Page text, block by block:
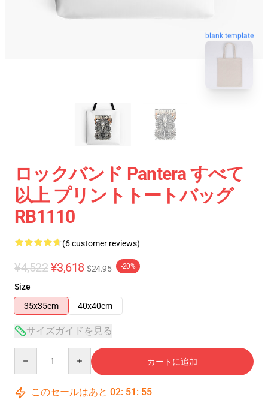
blank template
ロックバンド Pantera すべて
以上 プリントトートバッグ
RB1110
(6 customer reviews)
¥4,522 ¥3,618 $24.95 -20%
Size
35x35cm
40x40cm
サイズガイドを見る
カートに追加
このセールはあと 02: 51 : 54